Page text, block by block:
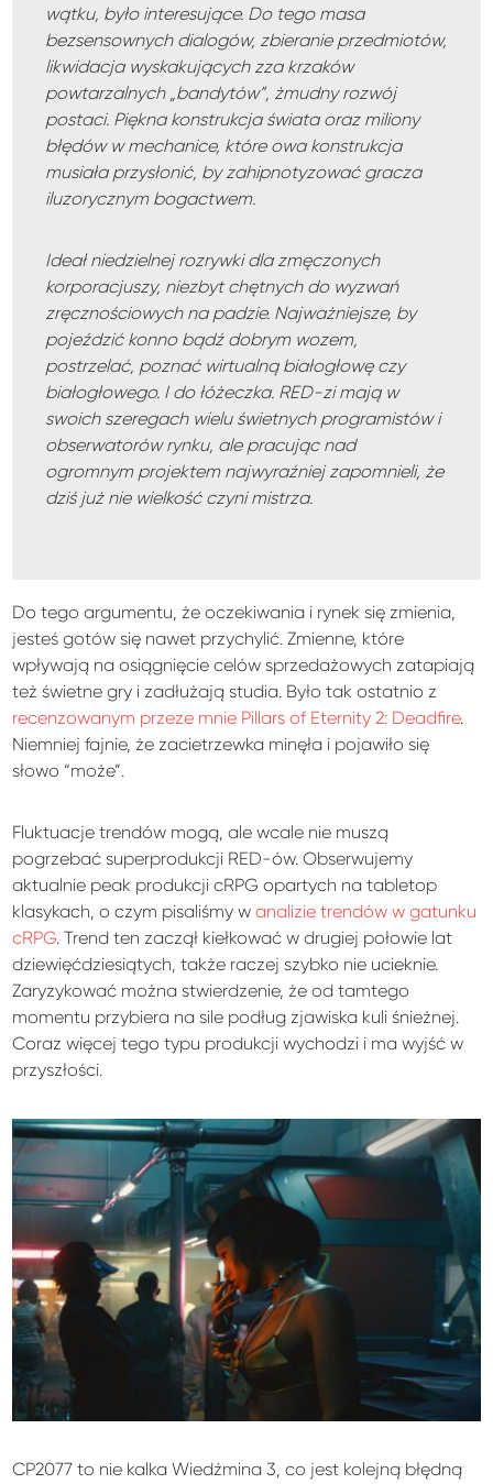
wątku, było interesujące. Do tego masa
bezsensownych dialogów, zbieranie przedmiotów,
likwidacja wyskakujących zza krzaków
powtarzalnych „bandytów”, żmudny rozwój
postaci. Piękna konstrukcja świata oraz miliony
błędów w mechanice, które owa konstrukcja
musiała przysłonić, by zahipnotyzować gracza
iluzorycznym bogactwem.
Ideał niedzielnej rozrywki dla zmęczonych
korporacjuszy, niezbyt chętnych do wyzwań
zręcznościowych na padzie. Najważniejsze, by
pojeździć konno bądź dobrym wozem,
postrzelać, poznać wirtualną białogłowę czy
białogłowego. I do łóżeczka. RED-zi mają w
swoich szeregach wielu świetnych programistów i
obserwatorów rynku, ale pracując nad
ogromnym projektem najwyraźniej zapomnieli, że
dziś już nie wielkość czyni mistrza.
Do tego argumentu, że oczekiwania i rynek się zmienia,
jesteś gotów się nawet przychylić. Zmienne, które
wpływają na osiągnięcie celów sprzedażowych zatapiają
też świetne gry i zadłużają studia. Było tak ostatnio z
recenzowanym przeze mnie Pillars of Eternity 2: Deadfire.
Niemniej fajnie, że zacietrzewka minęła i pojawiło się
słowo “może”.
Fluktuacje trendów mogą, ale wcale nie muszą
pogrzebać superprodukcji RED-ów. Obserwujemy
aktualnie peak produkcji cRPG opartych na tabletop
klasykach, o czym pisaliśmy wanalizie trendów w gatunku
cRPG. Trend ten zaczął kiełkować w drugiej połowie lat
dziewięćdziesiątych, także raczej szybko nie ucieknie.
Zaryzykować można stwierdzenie, że od tamtego
momentu przybiera na sile podług zjawiska kuli śnieżnej.
Coraz więcej tego typu produkcji wychodzi i ma wyjść w
przyszłości.
CP2077 to nie kalka Wiedźmina 3, co jest kolejną błędną